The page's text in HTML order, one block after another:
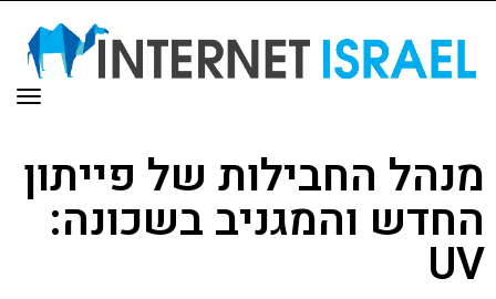
מנהל החבילות של פייתון
החדש והמגניב בשכונה:
UV